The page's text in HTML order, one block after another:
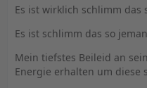
Es ist wirklich schlimm das
Es ist schlimm das so
Mein tiefstes Beileid an
Energie erhalten um diese